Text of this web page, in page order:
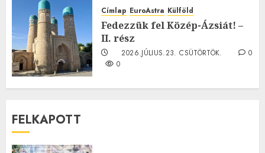
2026.JÚLIUS.23. CSÜTÖRTÖK.
0
Címlap EuroAstra Külföld
Fedezzük fel Közép-Ázsiát! –
II. rész
2026.JÚLIUS.23. CSÜTÖRTÖK.
0
0
FELKAPOTT